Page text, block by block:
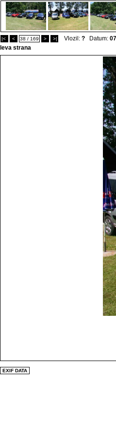
|< < 38 / 169 > >| Vlozil: ? Datum:
leva strana
EXIF DATA